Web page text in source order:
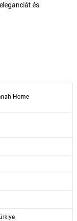
és
Home